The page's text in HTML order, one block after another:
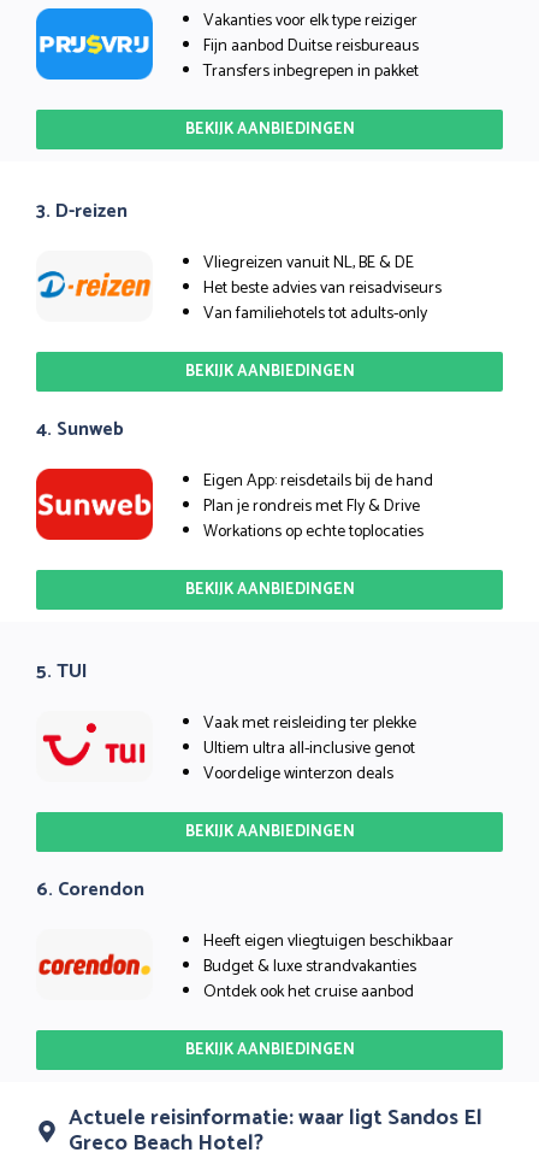
Vakanties voor elk type reiziger
Fijn aanbod Duitse reisbureaus
Transfers inbegrepen in pakket
BEKIJK AANBIEDINGEN
3. D-reizen
Vliegreizen vanuit NL, BE & DE
Het beste advies van reisadviseurs
Van familiehotels tot adults-only
BEKIJK AANBIEDINGEN
4. Sunweb
Eigen App: reisdetails bij de hand
Plan je rondreis met Fly & Drive
Workations op echte toplocaties
BEKIJK AANBIEDINGEN
5. TUI
Vaak met reisleiding ter plekke
Ultiem ultra all-inclusive genot
Voordelige winterzon deals
BEKIJK AANBIEDINGEN
6. Corendon
Heeft eigen vliegtuigen beschikbaar
Budget & luxe strandvakanties
Ontdek ook het cruise aanbod
BEKIJK AANBIEDINGEN
Actuele reisinformatie: waar ligt Sandos El
Greco Beach Hotel?